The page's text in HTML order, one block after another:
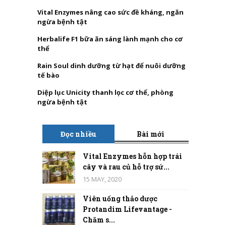
Vital Enzymes nâng cao sức đề kháng, ngăn
ngừa bệnh tật
Herbalife F1 bữa ăn sáng lành mạnh cho cơ
thể
Rain Soul dinh dưỡng từ hạt để nuôi dưỡng
tế bào
Diệp lục Unicity thanh lọc cơ thể, phòng
ngừa bệnh tật
Đọc nhiều Bài mới
Vital Enzymes hỗn hợp trái
cây và rau củ hỗ trợ sứ...
15 MAY, 2020
Viên uống thảo dược
Protandim Lifevantage -
Chăm s...